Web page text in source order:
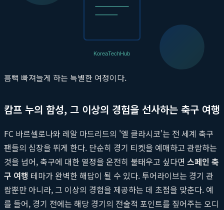
을 제공한다. 가이드북에는 소개되지 않은 소규모 가족 경영 보데
와인을 테이스팅하는 경험은 단순한 시음을 넘어선 문화 체험이
는 포도밭을 거닐며 떼루아를 느끼고, 와
인 숙성고의 오크 향을 맡으며, 스페인 와인의 깊은 역사와 풍미에
흠뻑 빠져들게 하는 특별한 여정이다.
캄프 누의 함성, 그 이상의 경험을 선사하는 축구 여행
FC 바르셀로나와 레알 마드리드의 '엘 클라시코'는 전 세계 축구
팬들의 심장을 뛰게 한다. 단순히 경기 티켓을 예매하고 관람하는
것을 넘어, 축구에 대한 열정을 온전히 불태우고 싶다면 스페인 축
구 여행 테마가 완벽한 해답이 될 수 있다. 투어라이브는 경기 관
람뿐만 아니라, 그 이상의 경험을 제공하는 데 초점을 맞춘다. 예
를 들어, 경기 전에는 해당 경기의 전술적 포인트를 짚어주는 오디